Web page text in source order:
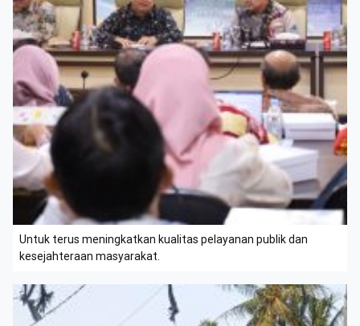
Untuk terus meningkatkan kualitas pelayanan publik dan
kesejahteraan masyarakat.